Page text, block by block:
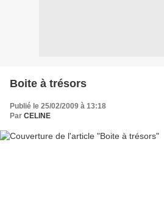
Boite à trésors
Publié le 25/02/2009 à 13:18
Par CELINE